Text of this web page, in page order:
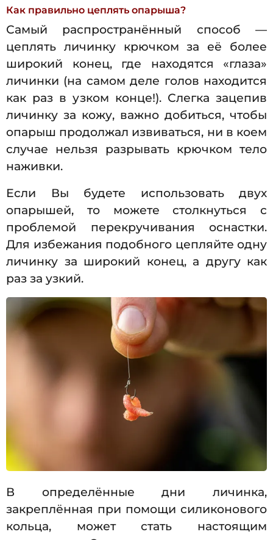
Как правильно цеплять опарыша?
Самый распространённый способ —
цеплять личинку крючком за её более
широкий конец, где находятся «глаза»
личинки (на самом деле голов находится
как раз в узком конце!). Слегка зацепив
личинку за кожу, важно добиться, чтобы
опарыш продолжал извиваться, ни в коем
случае нельзя разрывать крючком тело
наживки.
Если Вы будете использовать двух
опарышей, то можете столкнуться с
проблемой перекручивания оснастки.
Для избежания подобного цепляйте одну
личинку за широкий конец, а другу как
раз за узкий.
В определённые дни личинка,
закреплённая при помощи силиконового
кольца, может стать настоящим